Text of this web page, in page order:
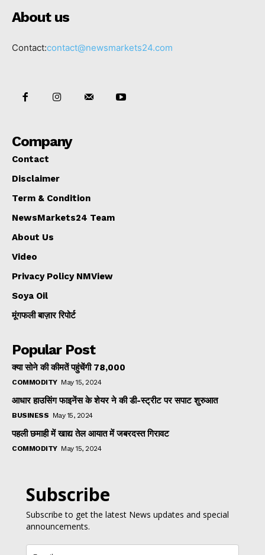
About us
Contact:contact@newsmarkets24.com
Company
Contact
Disclaimer
Term & Condition
NewsMarkets24 Team
About Us
Video
Privacy Policy NMView
Soya Oil
मूंगफली बाज़ार रिपोर्ट
Popular Post
क्या सोने की कीमतें पहुंचेंगी ₹78,000
COMMODITY May 15, 2024
आधार हाउसिंग फाइनेंस के शेयर ने की डी-स्ट्रीट पर सपाट शुरुआत
BUSINESS May 15, 2024
पहली छमाही में खाद्य तेल आयात में जबरदस्त गिरावट
COMMODITY May 15, 2024
Subscribe
Subscribe to get the latest News updates and special
announcements.